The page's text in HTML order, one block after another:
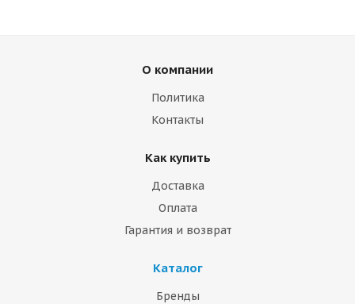
О компании
Политика
Контакты
Как купить
Доставка
Оплата
Гарантия и возврат
Каталог
Бренды